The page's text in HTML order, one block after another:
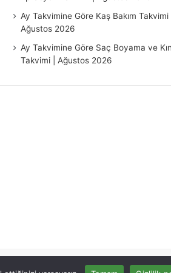
Ay Takvimine Göre Kaş Bakım Takvimi |
Ağustos 2026
Ay Takvimine Göre Saç Boyama ve
Takvimi | Ağustos 2026